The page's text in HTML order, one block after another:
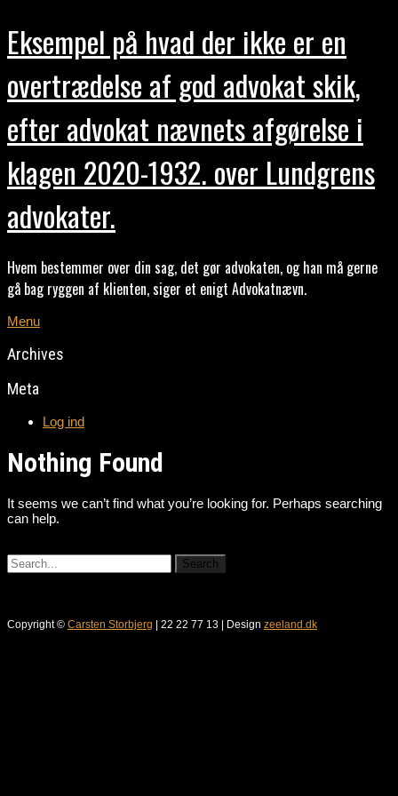
Eksempel på hvad der ikke er en
overtrædelse af god advokat skik,
efter advokat nævnets afgørelse i
klagen 2020-1932. over Lundgrens
advokater.
Hvem bestemmer over din sag, det gør advokaten, og han må gerne
gå bag ryggen af klienten, siger et enigt Advokatnævn.
Menu
Archives
Meta
Log ind
Nothing Found
It seems we can’t find what you’re looking for. Perhaps searching
can help.
Copyright © Carsten Storbjerg | 22 22 77 13 | Design zeeland.dk